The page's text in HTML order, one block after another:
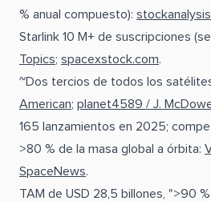
% anual compuesto):
Starlink 10 M+ de suscripciones
Topics; spacexstock.com.
~Dos tercios de todos los
American; planet4589 / J.
165 lanzamientos en 2025;
>80 % de la masa global a órbita:
SpaceNews.
TAM de USD 28,5 billones, ">90